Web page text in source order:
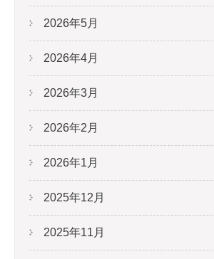
2026年5月
2026年4月
2026年3月
2026年2月
2026年1月
2025年12月
2025年11月